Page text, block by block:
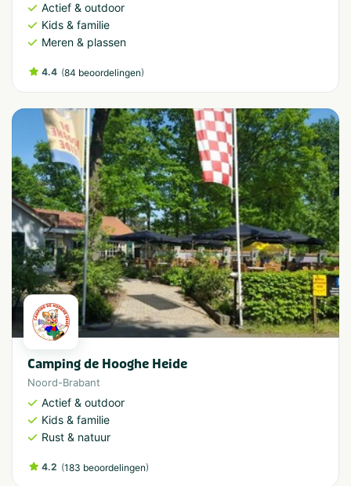
Actief & outdoor
Kids & familie
Meren & plassen
4.4 (84 beoordelingen)
Camping de Hooghe Heide
Noord-Brabant
Actief & outdoor
Kids & familie
Rust & natuur
4.2 (183 beoordelingen)